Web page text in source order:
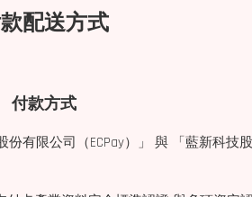
配送方式
付款方式
有限公司（ECPay）」 與 「藍新科技